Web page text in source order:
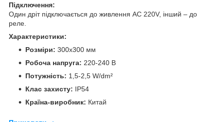
Підключення:
Один дріт підключається до живлення AC 220V, інший – до
реле.
Характеристики:
Розміри: 300х300 мм
Робоча напруга: 220-240 В
Потужність: 1,5-2,5 W/dm²
Клас захисту: IP54
Країна-виробник: Китай